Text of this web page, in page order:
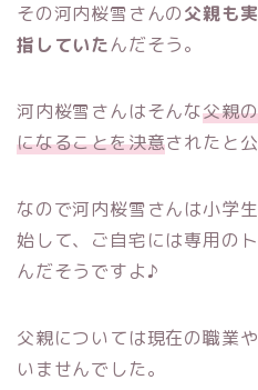
その河内桜雪さんの父親も
指していたんだそう。
河内桜雪さんはそんな父親
になることを決意されたと
なので河内桜雪さんは小学
始して、ご自宅には専用の
んだそうですよ♪
父親については現在の職業
いませんでした。